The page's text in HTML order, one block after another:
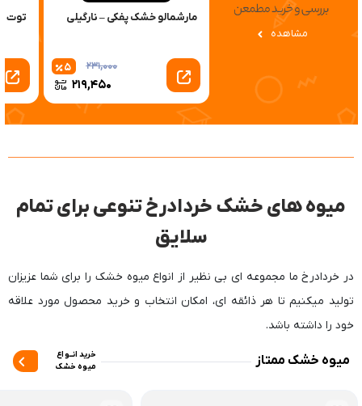
مشاهده
مارشمالو خشک پفکی – نارگیلی
231,000
219,450
5
توت
میوه های خشک خردادرخ تنوعی برای تمام
سلایق‬
‫در خردادرخ ما مجموعه ای بی نظیر از انواع میوه خشک را برای شما عزیزان
تولید میکنیم تا هر ذائقه ای، امکان انتخاب و خرید محصول مورد علاقه
خود را داشته باشد.
میوه خشک ممتاز
خرید انــواع
میوه خشک